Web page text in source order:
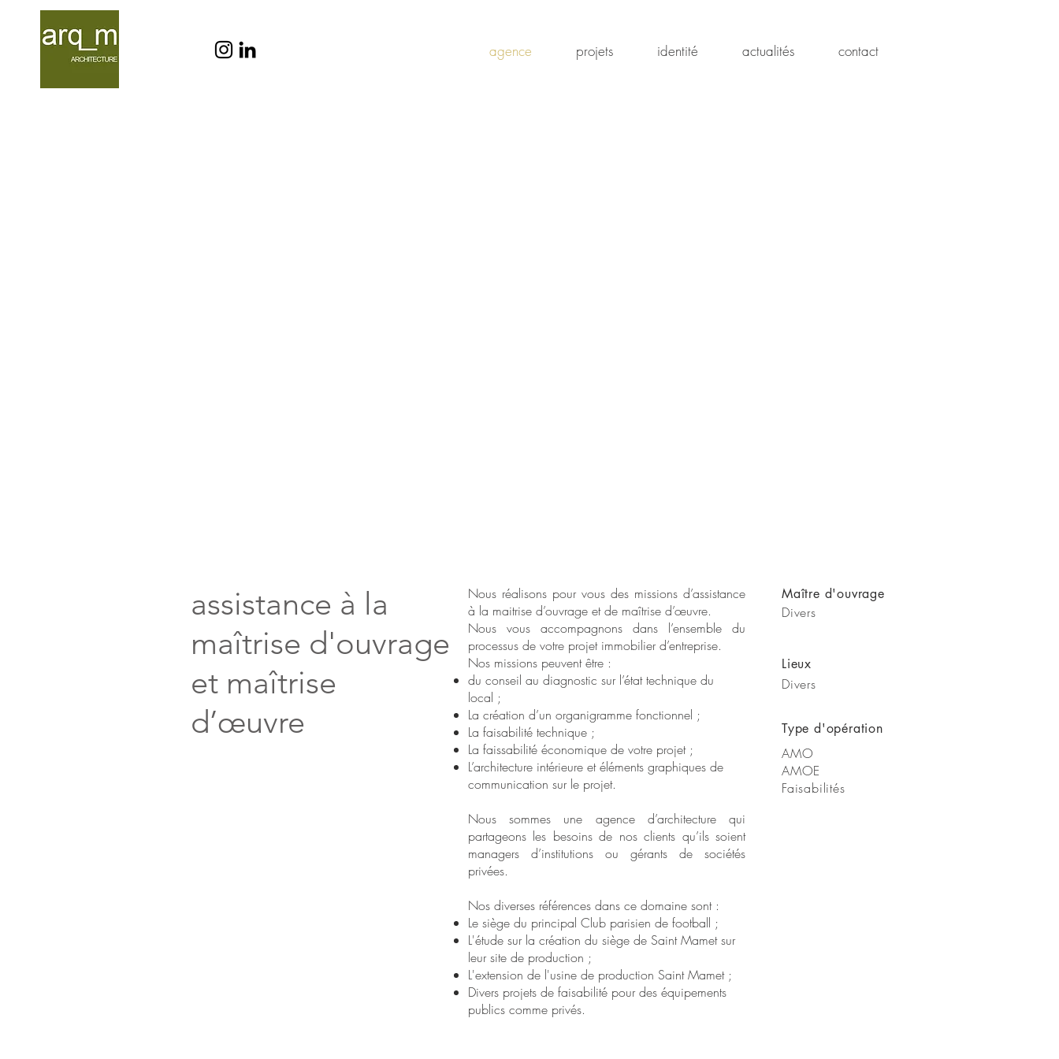
agence projets identité actualités contact
assistance à la
maîtrise d'ouvrage
et maîtrise
d’œuvre
Nous réalisons pour vous des missions d’assistance
à la maitrise d’ouvrage et de maîtrise d’œuvre.
Nous vous accompagnons dans l’ensemble du
processus de votre projet immobilier d’entreprise.
Nos missions peuvent être :
du conseil au diagnostic sur l’état technique du
local ;
La création d’un organigramme fonctionnel ;
La faisabilité technique ;
La faissabilité économique de votre projet ;
L’architecture intérieure et éléments graphiques de
communication sur le projet.
Nous sommes une agence d’architecture qui
partageons les besoins de nos clients qu’ils soient
managers d’institutions ou gérants de sociétés
privées.
Nos diverses références dans ce domaine sont :
Le siège du principal Club parisien de football ;
L'étude sur la création du siège de Saint Mamet sur
leur site de production ;
L'extension de l'usine de production Saint Mamet ;
Divers projets de faisabilité pour des équipements
publics comme privés.
Maître d'ouvrage
Divers
Lieux
Divers
Type d'opération
AMO
AMOE
Faisabilités